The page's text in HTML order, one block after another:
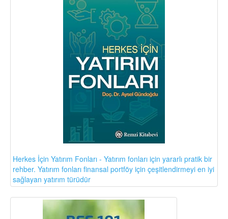
Herkes İçin Yatırım Fonları - Yatırım fonları için yararlı pratik bir
rehber. Yatırım fonları finansal portföy için çeşitlendirmeyi en iyi
sağlayan yatırım türüdür